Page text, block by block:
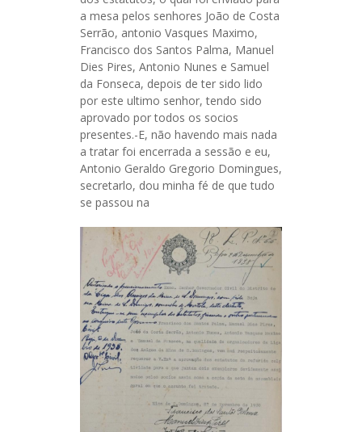
a mesa pelos senhores João de Costa
Serrão, antonio Vasques Maximo,
Francisco dos Santos Palma, Manuel
Dies Pires, Antonio Nunes e Samuel
da Fonseca, depois de ter sido lido
por este ultimo senhor, tendo sido
aprovado por todos os socios
presentes.-E, não havendo mais nada
a tratar foi encerrada a sessão e eu,
Antonio Geraldo Gregorio Domingues,
secretarlo, dou minha fé de que tudo
se passou na